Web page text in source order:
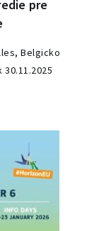
pre
Belgicko